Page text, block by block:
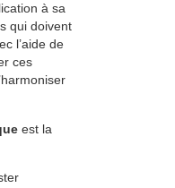
à sa
qui doivent
l’aide de
ces
est la